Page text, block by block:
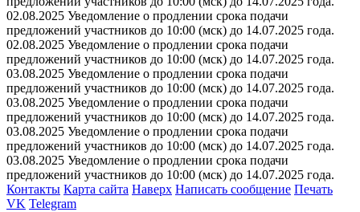
02.08.2025 Уведомление о продлении срока подачи
предложений участников до 10:00 (мск) до 14.07.2025 года.
02.08.2025 Уведомление о продлении срока подачи
предложений участников до 10:00 (мск) до 14.07.2025 года.
03.08.2025 Уведомление о продлении срока подачи
предложений участников до 10:00 (мск) до 14.07.2025 года.
03.08.2025 Уведомление о продлении срока подачи
предложений участников до 10:00 (мск) до 14.07.2025 года.
03.08.2025 Уведомление о продлении срока подачи
предложений участников до 10:00 (мск) до 14.07.2025 года.
03.08.2025 Уведомление о продлении срока подачи
предложений участников до 10:00 (мск) до 14.07.2025 года.
Контакты Карта сайта Наверх Написать сообщение Печать
VK Telegram